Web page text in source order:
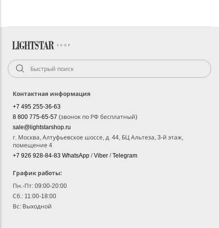
Контактная информация
+7 495 255-36-63
8 800 775-65-57 (звонок по РФ бесплатный)
sale@lightstarshop.ru
г. Москва, Алтуфьевское шоссе, д. 44, БЦ Альтеза, 3-й этаж,
помещение 4
+7 926 928-84-83 WhatsApp /Viber /Telegram
График работы:
Пн.-Пт: 09:00-20:00
Сб.: 11:00-18:00
Вс: Выходной